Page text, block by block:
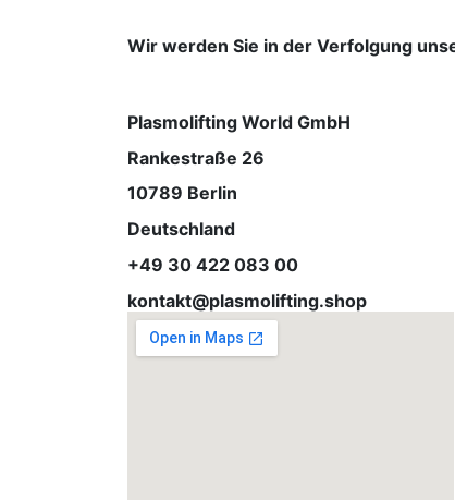
Wir werden Sie in der Verfolgung
Plasmolifting World GmbH
Rankestraße 26
10789 Berlin
Deutschland
+49 30 422 083 00
kontakt@plasmolifting.shop